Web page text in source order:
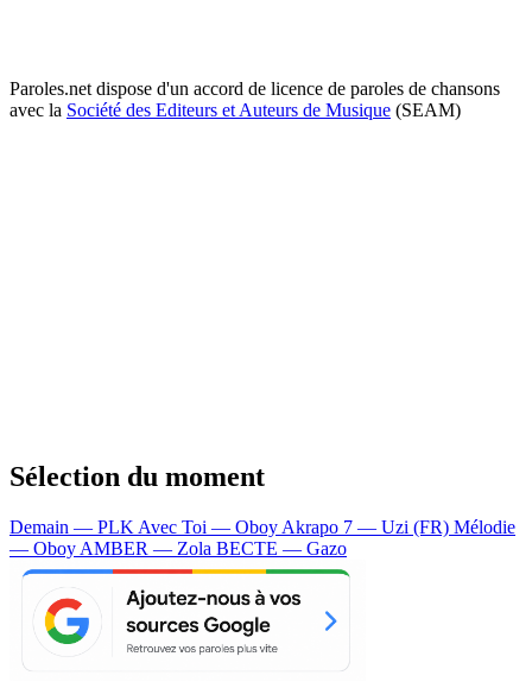
Paroles.net dispose d'un accord de licence de paroles de chansons
avec la Société des Editeurs et Auteurs de Musique (SEAM)
Sélection du moment
Demain — PLK Avec Toi — Oboy Akrapo 7 — Uzi (FR) Mélodie
— Oboy AMBER — Zola BECTE — Gazo